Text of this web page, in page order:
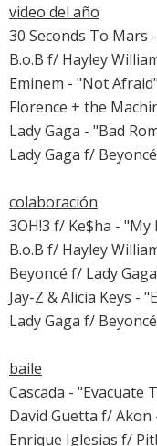
video del año
30 Seconds To Mars
B.o.B f/ Hayley
Eminem - "Not Afraid"
Florence + the
Lady Gaga - "Bad
Lady Gaga f/
colaboración
3OH!3 f/ Ke$ha - "My
B.o.B f/ Hayley
Beyoncé f/ Lady
Jay-Z & Alicia Keys -
Lady Gaga f/
baile
Cascada - "Evacuate
David Guetta f/ Akon
Enrique Iglesias f/